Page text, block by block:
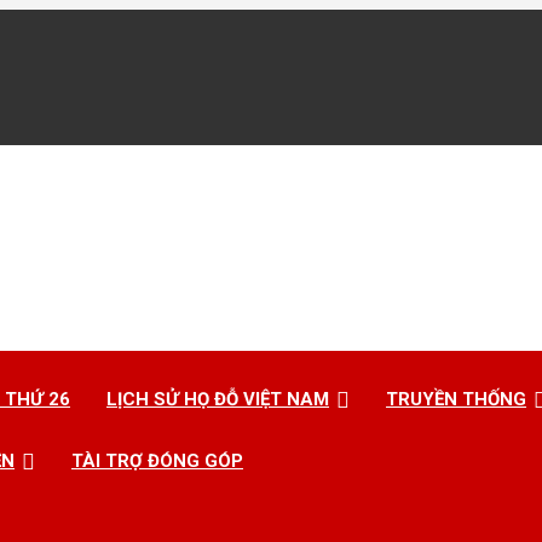
THỨ 26 LỊCH SỬ HỌ ĐỖ VIỆT NAM TRUYỀN THỐNG
TÀI TRỢ ĐÓNG GÓP